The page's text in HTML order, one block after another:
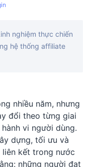
nghiệm thực chiến
hệ thống affiliate
nhiều năm, nhưng
đổi theo từng giai
vi người dùng.
dựng, tối ưu và
liên kết trong nước
những người đạt